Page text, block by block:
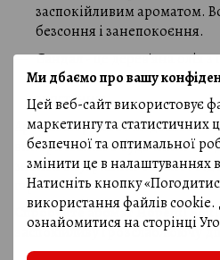
Ми дбаємо про вашу
Цей веб-сайт використовує
маркетингу та статистичних
безпечної та оптимальної
змінити це в налаштуваннях
Натисніть кнопку
використання файлів
ознайомитися на сторінці
заспокійливим ароматом.
безсоння і занепокоєння.
Сандал- це дерев'яна олія
ароматом. Вона сприяє
зростанню.
Аромат Hopeful Soul ідеально
використання в будь-який
знайти внутрішній баланс і
гармонію.
Спробуйте аромат Hopeful Soul
заспокійливу і розслаблюючу